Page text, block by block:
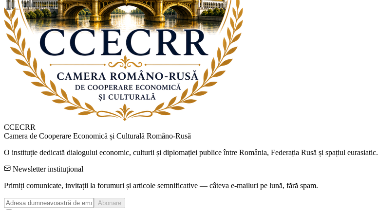
CCECRR
Camera de Cooperare Economică și Culturală Româno-Rusă
O instituție dedicată dialogului economic, culturii și diplomației publice între România, Federația Rusă și spațiul eurasiatic.
Newsletter instituțional
Primiți comunicate, invitații la forumuri și articole semnificative — câteva e-mailuri pe lună, fără spam.
Abonare